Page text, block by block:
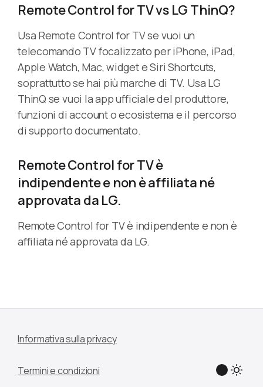
Remote Control for TV vs LG ThinQ?
Usa Remote Control for TV se vuoi un
telecomando TV focalizzato per iPhone, iPad,
Apple Watch, Mac, widget e Siri Shortcuts,
soprattutto se hai più marche di TV. Usa LG
ThinQ se vuoi la app ufficiale del produttore,
funzioni di account o ecosistema e il percorso
di supporto documentato.
Remote Control for TV è
indipendente e non è affiliata né
approvata da LG.
Remote Control for TV è indipendente e non è
affiliata né approvata da LG.
Informativa sulla privacy
Termini e condizioni